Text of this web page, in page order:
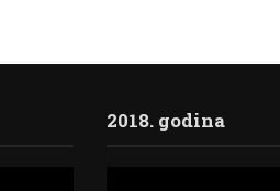
2018. godina